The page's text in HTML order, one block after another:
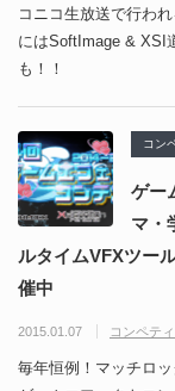
コニコ生放送で行わ
にはSoftImage & XSI
も！！
コン
ゲー
マ・
ルタイムVFXツー
催中
2015.01.07 コンペテ
毎年恒例！マッチロ